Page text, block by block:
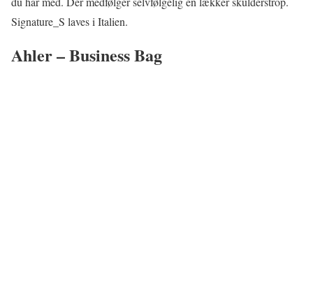
Signature_S laves i Italien.
Ahler – Business Bag